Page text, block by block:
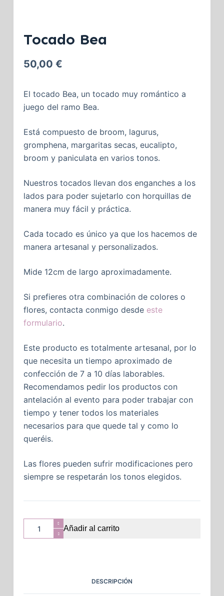
Tocado Bea
50,00 €
El tocado Bea, un tocado muy romántico a
juego del ramo Bea.
Está compuesto de broom, lagurus,
gromphena, margaritas secas, eucalipto,
broom y paniculata en varios tonos.
Nuestros tocados llevan dos enganches a los
lados para poder sujetarlo con horquillas de
manera muy fácil y práctica.
Cada tocado es único ya que los hacemos de
manera artesanal y personalizados.
Mide 12cm de largo aproximadamente.
Si prefieres otra combinación de colores o
flores, contacta conmigo desde este
formulario.
Este producto es totalmente artesanal, por lo
que necesita un tiempo aproximado de
confección de 7 a 10 días laborables.
Recomendamos pedir los productos con
antelación al evento para poder trabajar con
tiempo y tener todos los materiales
necesarios para que quede tal y como lo
queréis.
Las flores pueden sufrir modificaciones pero
siempre se respetarán los tonos elegidos.
Añadir al carrito
DESCRIPCIÓN